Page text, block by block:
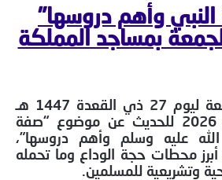
وأهم دروسها”
بمساجد المملكة
خصصت خطبة الجمعة ليوم 27 ذي القعدة 1447 هـ
الموافق لـ15 ماي 2026 للحديث عن موضوع “صفة
عليه وسلم وأهم دروسها”،
محطات حجة الوداع وما تحمله
وتشريعية للمسلمين.